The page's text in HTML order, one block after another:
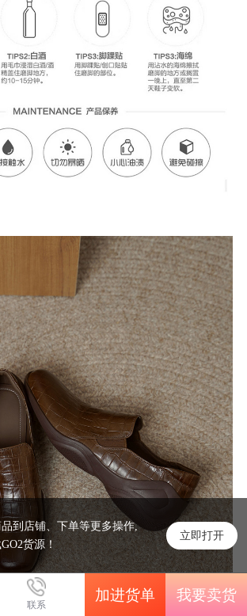
联系 加进货单 我要卖货
到店铺、下单等更多操作,
货源！
立即打开